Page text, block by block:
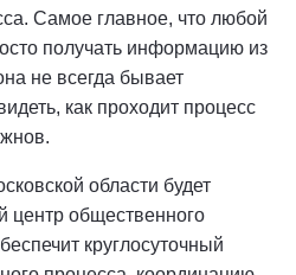
Самое главное, что любой
получать информацию из
не всегда бывает
как проходит процесс
области будет
центр общественного
круглосуточный